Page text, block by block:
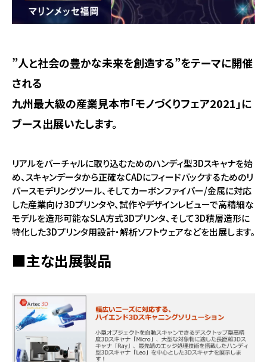
”人と社会の豊かな未来を創造する”をテーマに開催
される
九州最大級の産業見本市「モノづくりフェア2021」に
ブース出展いたします。
リアルをバーチャルに取り込むためのハンディ型3Dスキャナを始
め、スキャンデータから正確なCADにフィードバックするためのリ
バースモデリングツール、そしてカーボンファイバー/金属に対応
した産業向け3Dプリンタや、試作やデザインレビューで高精細な
モデルを造形可能なSLA方式3Dプリンタ、そして3D積層造形に
特化した3Dプリンタ用設計・解析ソフトウェアなどを出展します。
■主な出展製品